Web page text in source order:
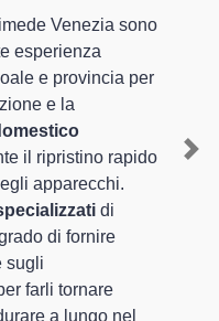
Venezia sono
esperienza
e provincia per
e la
il ripristino rapido
apparecchi.
di
di fornire
sugli
farli tornare
a lungo nel